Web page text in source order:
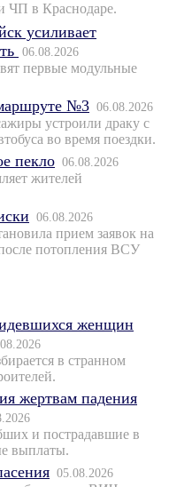
ЧП в Краснодаре.
усиливает
06.08.2026
первые модульные
№3 06.08.2026
устроили драку с
во время поездки.
пекло 06.08.2026
жителей
06.08.2026
прием заявок на
потопления ВСУ
женщин
в странном
жертвам падения
и пострадавшие в
выплаты.
05.08.2026